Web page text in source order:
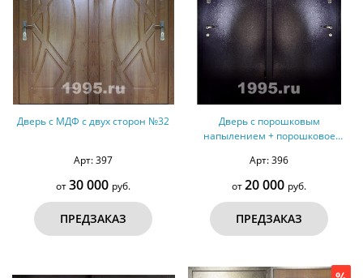
Дверь с МДФ с двух сторон №32
Арт: 397
от30 000 руб.
ПРЕДЗАКАЗ
Дверь с порошковым
напылением + порошковое
Арт: 396
от20 000 руб.
ПРЕДЗАКАЗ